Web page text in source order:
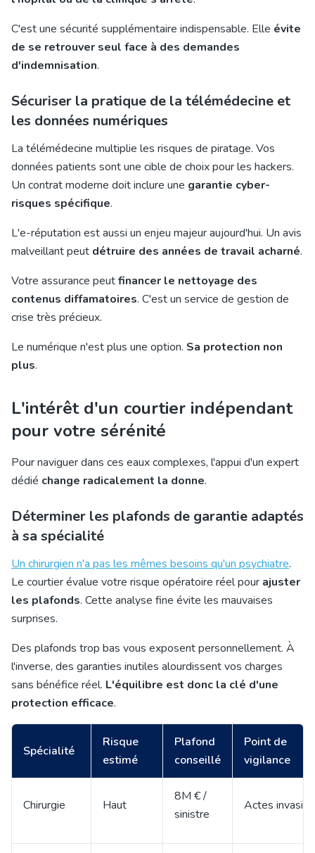
C'est une sécurité supplémentaire indispensable. Elle évite
de se retrouver seul face à des demandes
d'indemnisation.
Sécuriser la pratique de la télémédecine et
les données numériques
La télémédecine multiplie les risques de piratage. Vos
données patients sont une cible de choix pour les hackers.
Un contrat moderne doit inclure une garantie cyber-
risques spécifique.
L'e-réputation est aussi un enjeu majeur aujourd'hui. Un avis
malveillant peut détruire des années de travail acharné.
Votre assurance peutfinancer le nettoyage des
contenus diffamatoires. C'est un service de gestion de
crise très précieux.
Le numérique n'est plus une option. Sa protection non
plus.
L'intérêt d'un courtier indépendant
pour votre sérénité
Pour naviguer dans ces eaux complexes, l'appui d'un expert
dédié change radicalement la donne.
Déterminer les plafonds de garantie adaptés
à sa spécialité
Un chirurgien n'a pas les mêmes besoins qu'un psychiatre.
Le courtier évalue votre risque opératoire réel pour ajuster
les plafonds. Cette analyse fine évite les mauvaises
surprises.
Des plafonds trop bas vous exposent personnellement. À
l'inverse, des garanties inutiles alourdissent vos charges
sans bénéfice réel. L'équilibre est donc la clé d'une
protection efficace.
Spécialité
Risque
estimé
Plafond
conseillé
Point de
vigilance
Chirurgie Haut
8M € /
sinistre
Actes invasifs